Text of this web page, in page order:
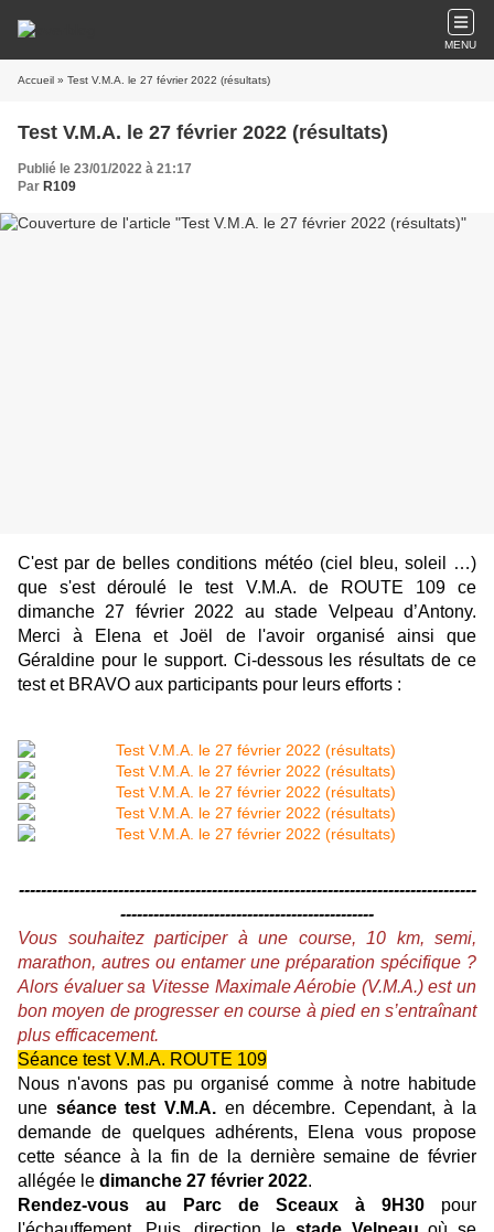
MENU
Accueil » Test V.M.A. le 27 février 2022 (résultats)
Test V.M.A. le 27 février 2022 (résultats)
Publié le 23/01/2022 à 21:17
Par R109
C'est par de belles conditions météo (ciel bleu, soleil …)
que s'est déroulé le test V.M.A. de ROUTE 109 ce
dimanche 27 février 2022 au stade Velpeau d’Antony.
Merci à Elena et Joël de l'avoir organisé ainsi que
Géraldine pour le support. Ci-dessous les résultats de ce
test et BRAVO aux participants pour leurs efforts :
-----------------------------------------------------------------------------------
----------------------------------------------
Vous souhaitez participer à une course, 10 km, semi,
marathon, autres ou entamer une préparation spécifique ?
Alors évaluer sa Vitesse Maximale Aérobie (V.M.A.) est un
bon moyen de progresser en course à pied en s’entraînant
plus efficacement.
Séance test V.M.A. ROUTE 109
Nous n'avons pas pu organisé comme à notre habitude
une séance test V.M.A.en décembre. Cependant, à la
demande de quelques adhérents, Elena vous propose
cette séance à la fin de la dernière semaine de février
allégée le dimanche 27 février 2022.
Rendez-vous au Parc de Sceaux à 9H30 pour